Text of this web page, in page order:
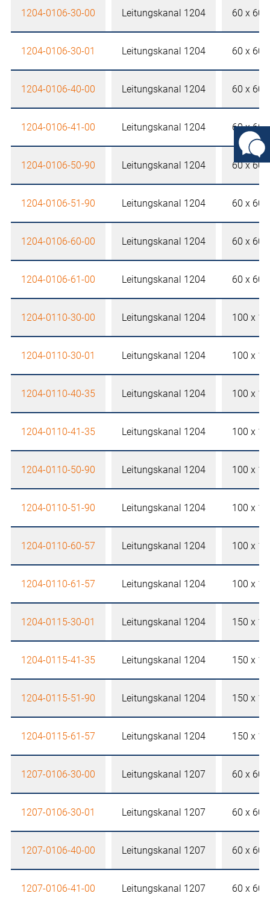
1204-0106-30-00 Leitungskanal 1204 60 x 60
1204-0106-30-01 Leitungskanal 1204 60 x 60
1204-0106-40-00 Leitungskanal 1204 60 x 60
1204-0106-41-00 Leitungskanal 1204 60 x 60
1204-0106-50-90 Leitungskanal 1204 60 x 60
1204-0106-51-90 Leitungskanal 1204 60 x 60
1204-0106-60-00 Leitungskanal 1204 60 x 60
1204-0106-61-00 Leitungskanal 1204 60 x 60
1204-0110-30-00 Leitungskanal 1204 100 x
1204-0110-30-01 Leitungskanal 1204 100 x
1204-0110-40-35 Leitungskanal 1204 100 x
1204-0110-41-35 Leitungskanal 1204 100 x
1204-0110-50-90 Leitungskanal 1204 100 x
1204-0110-51-90 Leitungskanal 1204 100 x
1204-0110-60-57 Leitungskanal 1204 100 x
1204-0110-61-57 Leitungskanal 1204 100 x
1204-0115-30-01 Leitungskanal 1204 150 x
1204-0115-41-35 Leitungskanal 1204 150 x
1204-0115-51-90 Leitungskanal 1204 150 x
1204-0115-61-57 Leitungskanal 1204 150 x
1207-0106-30-00 Leitungskanal 1207 60 x 60
1207-0106-30-01 Leitungskanal 1207 60 x 60
1207-0106-40-00 Leitungskanal 1207 60 x 60
1207-0106-41-00 Leitungskanal 1207 60 x 60